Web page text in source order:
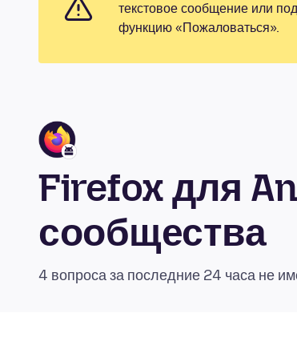
текстовое сообщение или
функцию «Пожаловаться».
Firefox для
сообщества
4 вопроса за последние 24 часа не